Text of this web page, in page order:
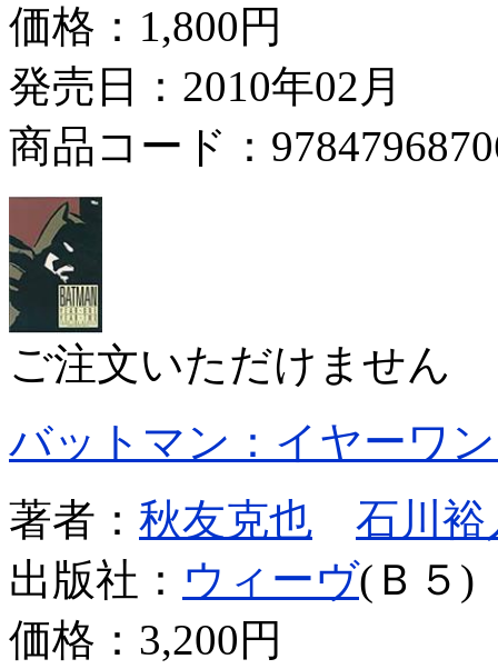
価格： 1,800円
発売日：2010年02月
商品コード：
ご注文いただけません
バットマン：イヤーワ
著者： 秋友克也
石川裕
出版社： ウィーヴ(Ｂ５)
価格： 3,200円